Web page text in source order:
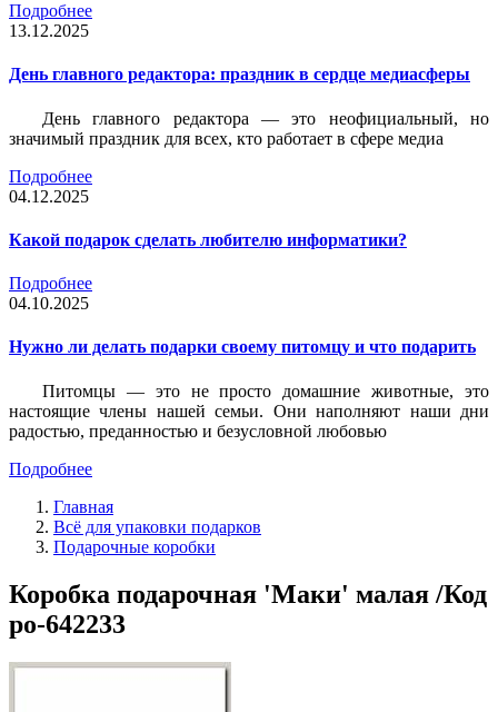
Подробнее
13.12.2025
День главного редактора: праздник в сердце медиасферы
День главного редактора — это неофициальный, но
значимый праздник для всех, кто работает в сфере медиа
Подробнее
04.12.2025
Какой подарок сделать любителю информатики?
Подробнее
04.10.2025
Нужно ли делать подарки своему питомцу и что подарить
Питомцы — это не просто домашние животные, это
настоящие члены нашей семьи. Они наполняют наши дни
радостью, преданностью и безусловной любовью
Подробнее
Главная
Всё для упаковки подарков
Подарочные коробки
Коробка подарочная 'Маки' малая /Код
po-642233